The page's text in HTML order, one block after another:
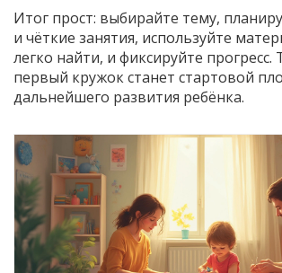
Итог прост: выбирайте тему,
и чёткие занятия, используйте
легко найти, и фиксируйте прогресс.
первый кружок станет стартовой
дальнейшего развития ребёнка.